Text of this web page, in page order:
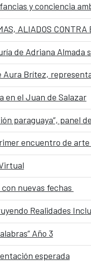
y conciencia
ALIADOS CONTRA
de Adriana Almada
Aura Brítez,
en el Juan de Salazar
paraguaya”, panel
encuentro de
nuevas fechas
Realidades
Año 3
esperada